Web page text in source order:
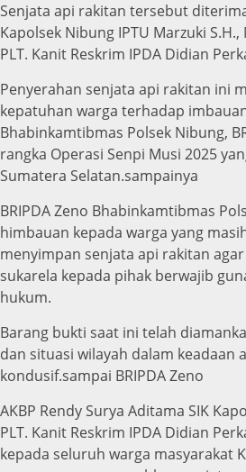
Senjata api rakitan tersebut
Kapolsek Nibung IPTU Marzuki
PLT. Kanit Reskrim IPDA Didian
Penyerahan senjata api rakitan ini
kepatuhan warga terhadap
Bhabinkamtibmas Polsek Nibung,
rangka Operasi Senpi Musi 2025
Sumatera Selatan.sampainya
BRIPDA Zeno Bhabinkamtibmas
himbauan kepada warga yang
menyimpan senjata api rakitan
sukarela kepada pihak berwajib
hukum.
Barang bukti saat ini telah
dan situasi wilayah dalam keadaan
kondusif.sampai BRIPDA Zeno
AKBP Rendy Surya Aditama SIK
PLT. Kanit Reskrim IPDA Didian
kepada seluruh warga masyarakat